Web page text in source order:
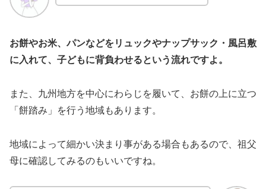
お餅やお米、パンなどをリュックやナップサック・風呂敷
に入れて、子どもに背負わせるという流れですよ。
また、九州地方を中心にわらじを履いて、お餅の上に立つ
「餅踏み」を行う地域もあります。
地域によって細かい決まり事がある場合もあるので、祖父
母に確認してみるのもいいですね。